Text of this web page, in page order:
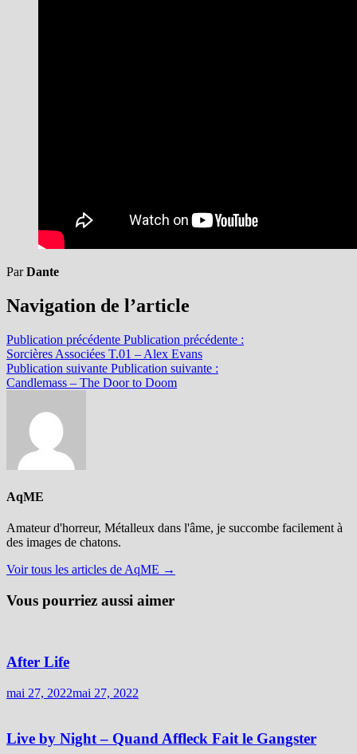
ParDante
Navigation de l’article
Publication précédente Publication précédente :
Sorcières Associées T.01 – Alex Evans
Publication suivante Publication suivante :
Candlemass – The Door to Doom
AqME
Amateur d'horreur, Métalleux dans l'âme, je succombe facilement à
des images de chatons.
Voir tous les articles de AqME →
Vous pourriez aussi aimer
After Life
mai 27, 2022mai 27, 2022
Live by Night – Quand Affleck Fait le Gangster